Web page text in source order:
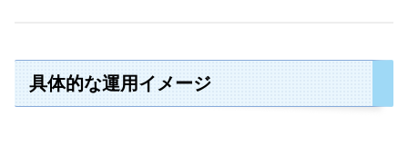
具体的な運用イメージ